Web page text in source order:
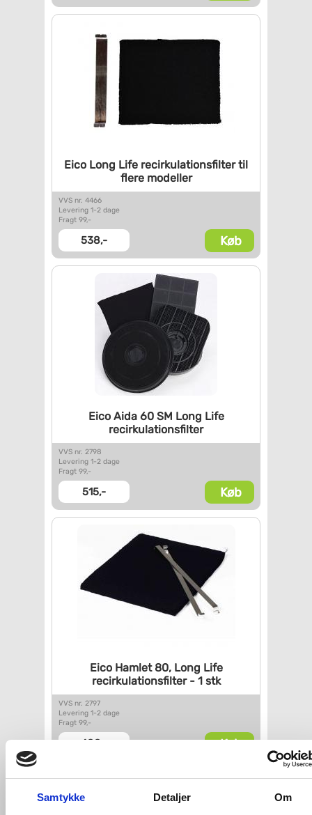
Samtykke Detaljer Om
Eico Long Life recirkulationsfilter til
fleremodeller
VVS nr. 4466
Levering 1-2 dage
Fragt 99,-
538,- Køb
Eico Aida 60 SM Long Life
recirkulationsfilter
VVS nr. 2798
Levering 1-2 dage
Fragt 99,-
515,- Køb
Eico Hamlet 80, Long Life
recirkulationsfilter - 1 stk
VVS nr. 2797
Levering 1-2 dage
Fragt 99,-
488,- Køb